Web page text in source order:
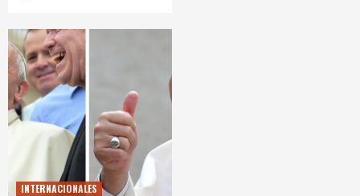
INTERNACIONALES